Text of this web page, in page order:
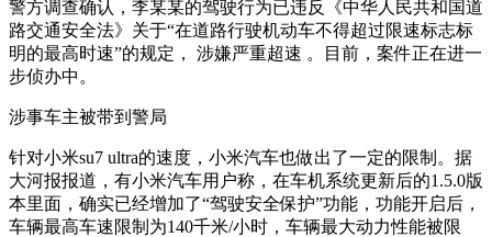
警方调查确认，李某某的驾驶行为已违反《中华人民共和国道
路交通安全法》关于“在道路行驶机动车不得超过限速标志标
明的最高时速”的规定， 涉嫌严重超速 。目前，案件正在进一
步侦办中。
涉事车主被带到警局
针对小米su7 ultra的速度，小米汽车也做出了一定的限制。据
大河报报道，有小米汽车用户称，在车机系统更新后的1.5.0版
本里面，确实已经增加了“驾驶安全保护”功能，功能开启后，
车辆最高车速限制为140千米/小时，车辆最大动力性能被限